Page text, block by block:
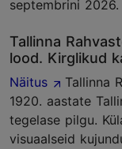
septembrini 2026.
Tallinna
lood. Kirglikud
Näitus
Tallinna
1920. aastate
tegelase pilgu.
visuaalseid